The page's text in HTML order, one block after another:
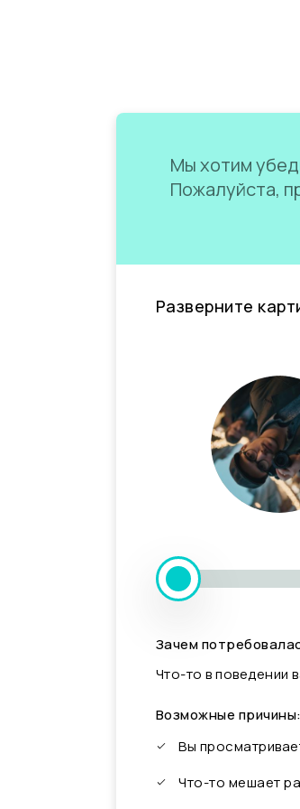
Мы хотим
Пожалуйста,
Разверните
Зачем
Что-то в поведении
Возможные причины:
Вы
Что-то мешает